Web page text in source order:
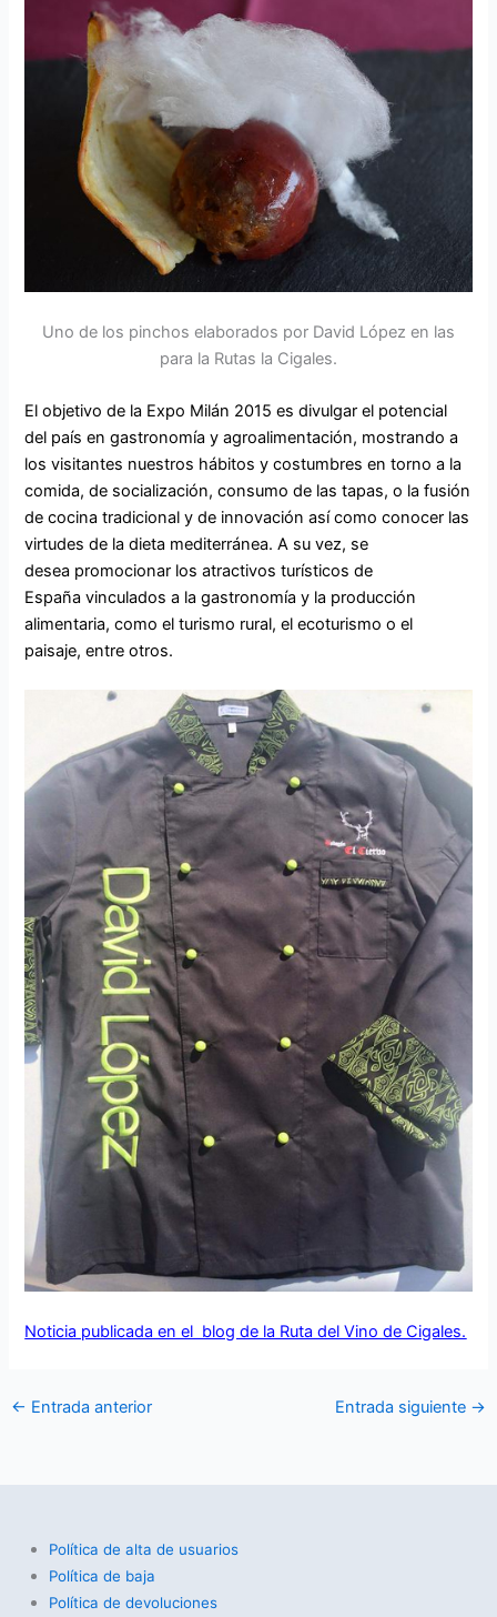
Uno de los pinchos elaborados por David López en las
para la Rutas la Cigales.
El objetivo de la Expo Milán 2015es divulgar el potencial
del país en gastronomía y agroalimentación, mostrando a
los visitantes nuestros hábitos y costumbres en torno a la
comida, de socialización, consumo de las tapas, o la fusión
de cocina tradicional y de innovación así como conocer las
virtudes de la dieta mediterránea. A su vez, se
desea promocionar los atractivos turísticos de
España vinculados a la gastronomía y la producción
alimentaria, como el turismo rural, el ecoturismo o el
paisaje, entre otros.
Noticia publicada en el blog de la Ruta del Vino de Cigales.
← Entrada anterior Entrada siguiente →
Política de alta de usuarios
Política de baja
Política de devoluciones